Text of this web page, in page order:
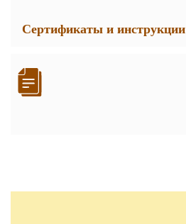
Сертификаты и инструкции